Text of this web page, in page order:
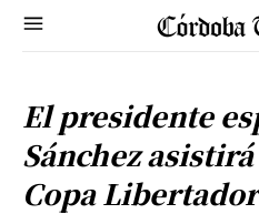
El presidente
Sánchez
Copa